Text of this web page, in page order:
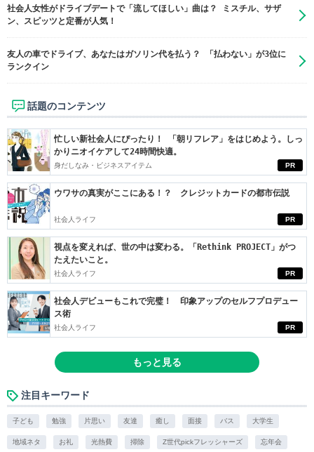
社会人女性がドライブデートで「流してほしい」曲は？ ミスチル、サザ
ン、スピッツと定番が人気！
友人の車でドライブ、あなたはガソリン代を払う？ 「払わない」が3位に
ランクイン
話題のコンテンツ
PR
忙しい新社会人にぴったり！ 「朝リフレア」をはじめよう。しっ
かりニオイケアして24時間快適。
身だしなみ・ビジネスアイテム
PR
ウワサの真実がここにある！？ クレジットカードの都市伝説
社会人ライフ
PR
視点を変えれば、世の中は変わる。「Rethink PROJECT」がつ
たえたいこと。
社会人ライフ
PR
社会人デビューもこれで完璧！ 印象アップのセルフプロデュー
ス術
社会人ライフ
もっと見る
注目キーワード
子ども 勉強 片思い 友達 癒し 面接 バス 大学生
地域ネタ お礼 光熱費 掃除 Z世代pickフレッシャーズ 忘年会